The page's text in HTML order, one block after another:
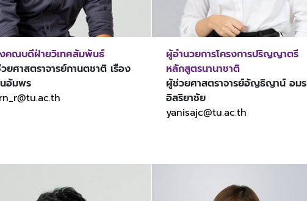
คณบดีฝ่ายวิเทศสัมพันธ์
ยศาสตราจารย์กานตชาติ เรือง
อัมพร
ผู้อำนวยการโครงการปริญญาตรี
หลักสูตรนานาชาติ
ผู้ช่วยศาสตราจารย์อัญธิญาน์ อมร
อิสริยาชัย
yanisajc@tu.ac.th